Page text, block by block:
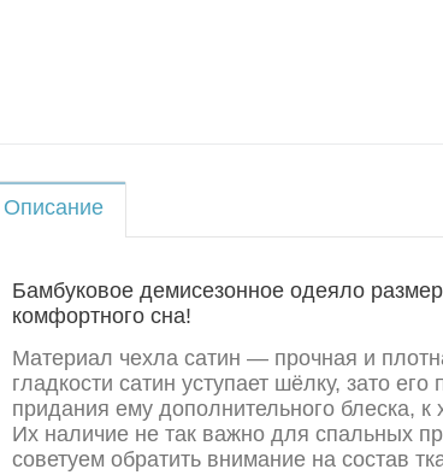
Описание
Бамбуковое демисезонное одеяло
комфортного сна!
Материал чехла сатин — прочная и
гладкости сатин уступает шёлку, зато
придания ему дополнительного блеска,
Их наличие не так важно для спальных
советуем обратить внимание на состав